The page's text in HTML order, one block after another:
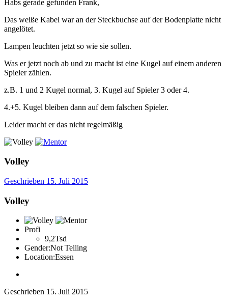
Habs gerade gefunden Frank,
Das weiße Kabel war an der Steckbuchse auf der Bodenplatte nicht
angelötet.
Lampen leuchten jetzt so wie sie sollen.
Was er jetzt noch ab und zu macht ist eine Kugel auf einem anderen
Spieler zählen.
z.B. 1 und 2 Kugel normal, 3. Kugel auf Spieler 3 oder 4.
4.+5. Kugel bleiben dann auf dem falschen Spieler.
Leider macht er das nicht regelmäßig
Volley
Geschrieben 15. Juli 2015
Volley
Profi
9,2Tsd
Gender:Not Telling
Location:Essen
Geschrieben 15. Juli 2015